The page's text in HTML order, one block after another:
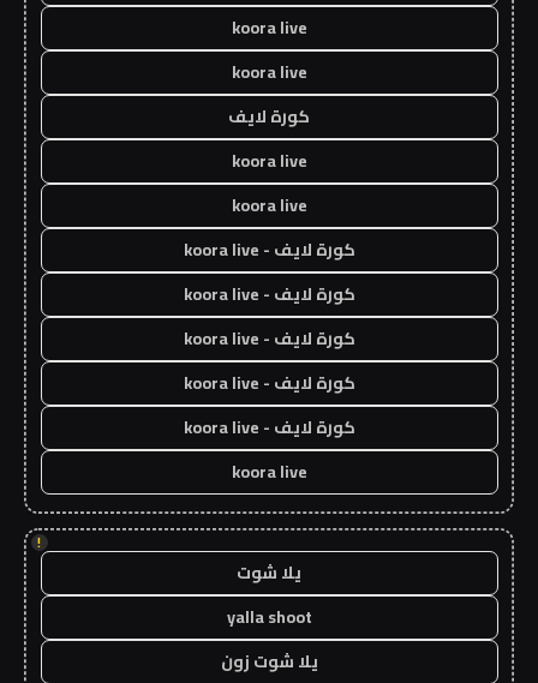
koora live
koora live
كورة لايف
koora live
koora live
كورة لايف - koora live
كورة لايف - koora live
كورة لايف - koora live
كورة لايف - koora live
كورة لايف - koora live
koora live
!
يلا شوت
yalla shoot
يلا شوت زون